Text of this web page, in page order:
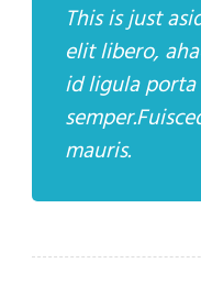
This is just
elit libero,
id ligula
mauris.